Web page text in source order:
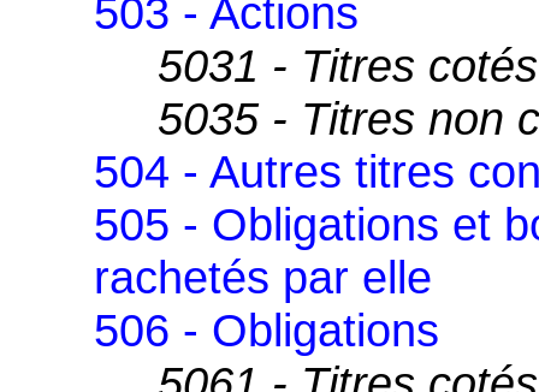
503 - Actions
5031 - Titres cotés
5035 - Titres non
504 - Autres titres
505 - Obligations et
rachetés par elle
506 - Obligations